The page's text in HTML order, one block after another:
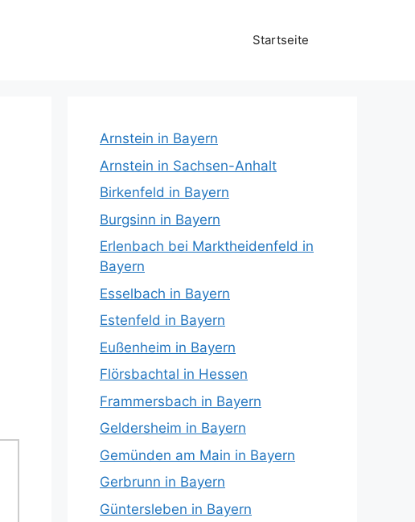
Startseite
Arnstein in Bayern
Arnstein in Sachsen-Anhalt
Birkenfeld in Bayern
Burgsinn in Bayern
Erlenbach bei Marktheidenfeld in
Bayern
Esselbach in Bayern
Estenfeld in Bayern
Eußenheim in Bayern
Flörsbachtal in Hessen
Frammersbach in Bayern
Geldersheim in Bayern
Gemünden am Main in Bayern
Gerbrunn in Bayern
Güntersleben in Bayern